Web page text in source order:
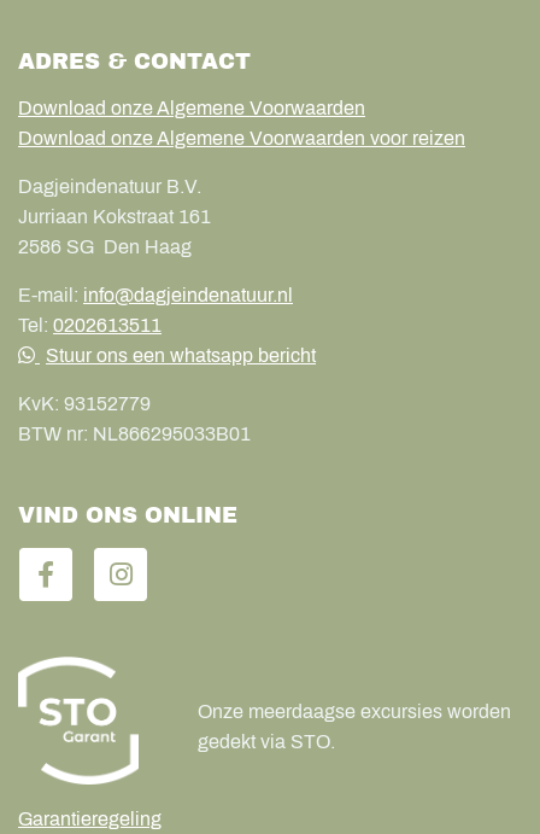
ADRES & CONTACT
Download onze Algemene Voorwaarden
Download onze Algemene Voorwaarden voor reizen
Dagjeindenatuur B.V.
Jurriaan Kokstraat 161
2586 SG Den Haag
E-mail: info@dagjeindenatuur.nl
Tel: 0202613511
Stuur ons een whatsapp bericht
KvK: 93152779
BTW nr: NL866295033B01
VIND ONS ONLINE
Garantieregeling
Onze meerdaagse excursies worden
gedekt via STO.